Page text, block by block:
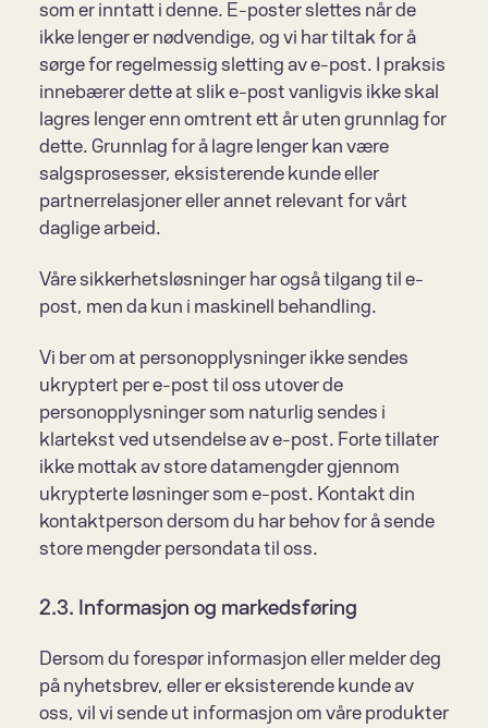
som er inntatt i denne. E-poster slettes når de
ikke lenger er nødvendige, og vi har tiltak for å
sørge for regelmessig sletting av e-post. I praksis
innebærer dette at slik e-post vanligvis ikke skal
lagres lenger enn omtrent ett år uten grunnlag for
dette. Grunnlag for å lagre lenger kan være
salgsprosesser, eksisterende kunde eller
partnerrelasjoner eller annet relevant for vårt
daglige arbeid.
Våre sikkerhetsløsninger har også tilgang til e-
post, men da kun i maskinell behandling.
Vi ber om at personopplysninger ikke sendes
ukryptert per e-post til oss utover de
personopplysninger som naturlig sendes i
klartekst ved utsendelse av e-post. Forte tillater
ikke mottak av store datamengder gjennom
ukrypterte løsninger som e-post. Kontakt din
kontaktperson dersom du har behov for å sende
store mengder persondata til oss.
2.3. Informasjon og markedsføring
Dersom du forespør informasjon eller melder deg
på nyhetsbrev, eller er eksisterende kunde av
oss, vil vi sende ut informasjon om våre produkter